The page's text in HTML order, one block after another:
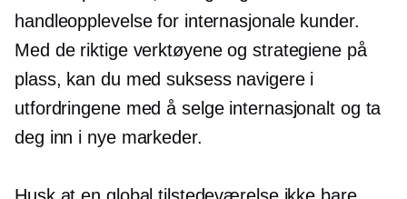
handleopplevelse for internasjonale kunder.
Med de riktige verktøyene og strategiene på
plass, kan du med suksess navigere i
utfordringene med å selge internasjonalt og ta
deg inn i nye markeder.